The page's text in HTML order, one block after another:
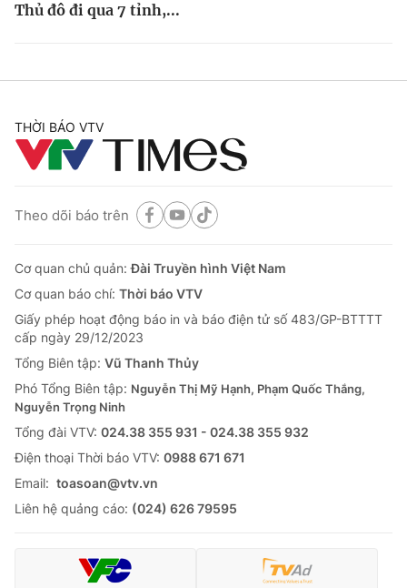
Thủ đô đi qua 7 tỉnh,...
THỜI BÁO VTV
Theo dõi báo trên
Cơ quan chủ quản:Đài Truyền hình Việt Nam
Cơ quan báo chí: Thời báo VTV
Giấy phép hoạt động báo in và báo điện tử số 483/GP-BTTTT
cấp ngày 29/12/2023
Tổng Biên tập: Vũ Thanh Thủy
Phó Tổng Biên tập: Nguyễn Thị Mỹ Hạnh, Phạm Quốc Thắng,
Nguyễn Trọng Ninh
Tổng đài VTV: 024.38 355 931 - 024.38 355 932
Ðiện thoại Thời báo VTV: 0988 671 671
Email: toasoan@vtv.vn
Liên hệ quảng cáo: (024) 626 79595